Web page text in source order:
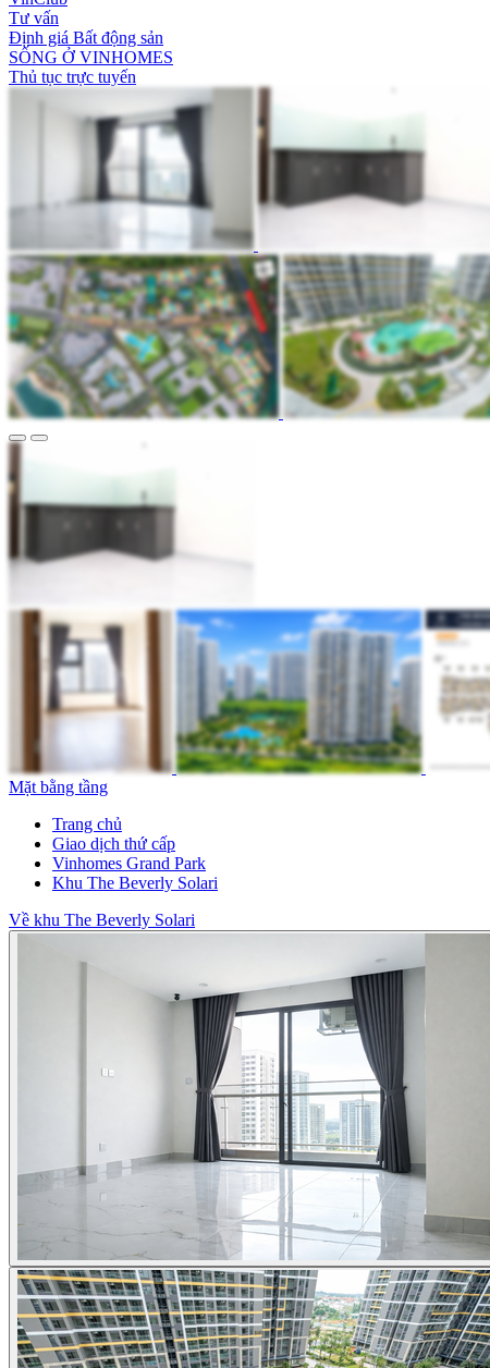
Tư vấn
Định giá Bất động sản
SỐNG Ở VINHOMES
Thủ tục trực tuyến
Mặt bằng tầng
Trang chủ
Giao dịch thứ cấp
Vinhomes Grand Park
Khu The Beverly Solari
Về khu The Beverly Solari